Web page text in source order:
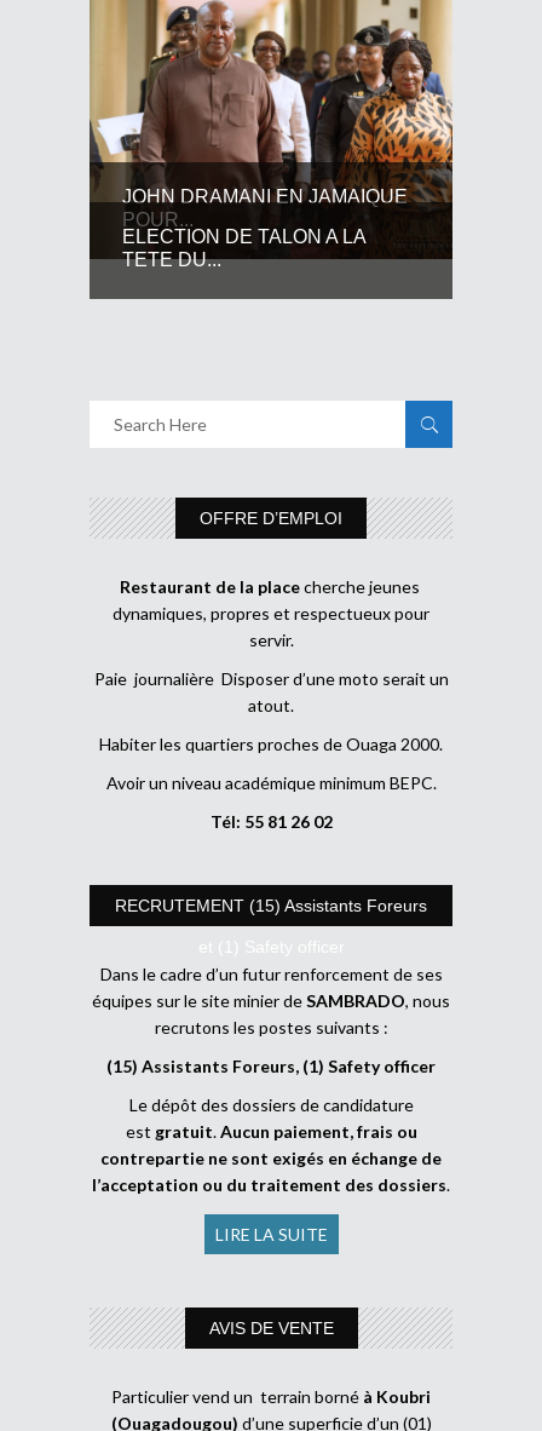
JOHN DRAMANI EN JAMAIQUE
POUR...
ELECTION DE TALON A LA
TETE DU...
OFFRE D’EMPLOI
Restaurant de la placecherche jeunes
dynamiques, propres et respectueux pour
servir.
Paie journalière Disposer d’une moto serait un
atout.
Habiter les quartiers proches de Ouaga 2000.
Avoir un niveau académique minimum BEPC.
Tél: 55 81 26 02
RECRUTEMENT (15) Assistants Foreurs
et (1) Safety officer
Dans le cadre d’un futur renforcement de ses
équipes sur le site minier deSAMBRADO, nous
recrutons les postes suivants :
(15) Assistants Foreurs, (1) Safety officer
Le dépôt des dossiers de candidature
est gratuit.Aucun paiement, frais ou
contrepartie ne sont exigés en échange de
l’acceptation ou du traitement des dossiers.
LIRE LA SUITE
AVIS DE VENTE
Particulier vend un terrain borné à Koubri
(Ouagadougou) d’une superficie d’un (01)